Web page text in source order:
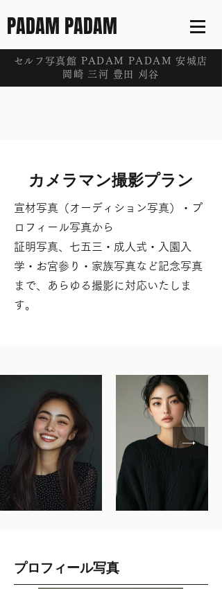
​セルフ写真館 PADAM PADAM 安城店
岡崎 三河 豊田 刈谷
PADAM PADAM
カメラマン撮影プラン
宣材写真（オーディション写真）・プ
ロフィール写真から
証明写真、七五三・成人式・入園入
学・お宮参り・家族写真など記念写真
まで、あらゆる撮影に対応いたしま
す。
プロフィール写真